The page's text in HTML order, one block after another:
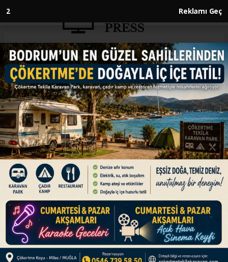
1 Reklamı Geç
Anasayfa İSRAİL-FİLİSTİN
Gazze'de en az 23 Filistinli
hayatını kaybetti
İSRAİL-FİLİSTİN
04.01.2025 - 10:48, Güncelleme: 04.01.2025 - 10:48
İsrail ordusunun, Gazze Şeridi'nde gece boyu
düzenlediği saldırılarda en az 23 Filistinli
hayatını kaybetti, 14 kişi ise ulaşılamadı.
ABONE OL